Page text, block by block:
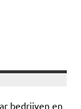
bedrijven en